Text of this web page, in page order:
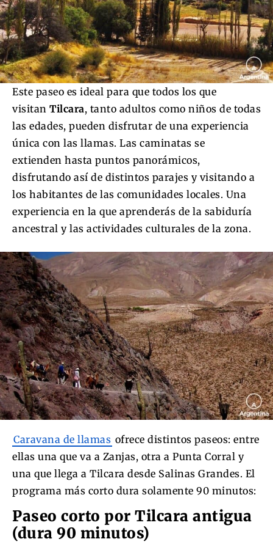
Este paseo es ideal para que todos los que
visitan Tilcara, tanto adultos como niños de todas
las edades, pueden disfrutar de una experiencia
única con las llamas. Las caminatas se
extienden hasta puntos panorámicos,
disfrutando así de distintos parajes y visitando a
los habitantes de las comunidades locales. Una
experiencia en la que aprenderás de la sabiduría
ancestral y las actividades culturales de la zona.
Caravana de llamas ofrece distintos paseos: entre
ellas una que va a Zanjas, otra a Punta Corral y
una que llega a Tilcara desde Salinas Grandes. El
programa más corto dura solamente 90 minutos:
Paseo corto por Tilcara antigua
(dura 90 minutos)